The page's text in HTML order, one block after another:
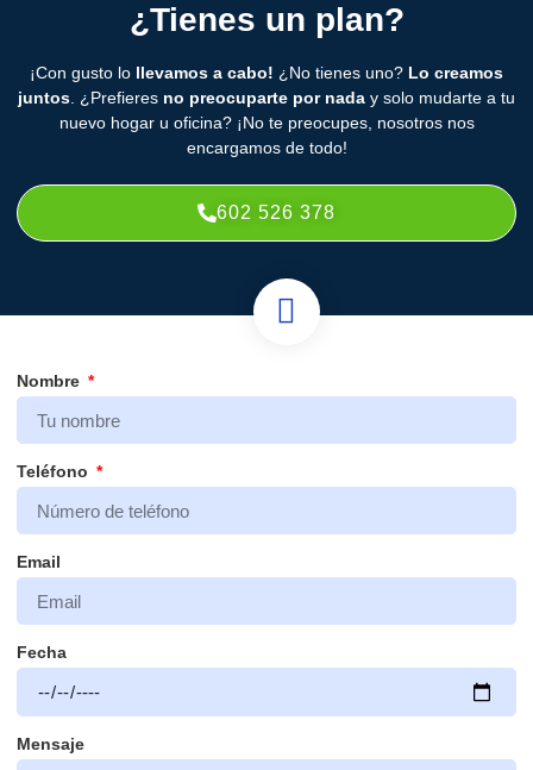
¿Tienes un plan?
¡Con gusto lo llevamos a cabo! ¿No tienes uno? Lo creamos
juntos . ¿Prefieres no preocuparte por nada y solo mudarte a tu
nuevo hogar u oficina? ¡No te preocupes, nosotros nos
encargamos de todo!
602 526 378
Nombre
Teléfono
Email
Fecha
Mensaje